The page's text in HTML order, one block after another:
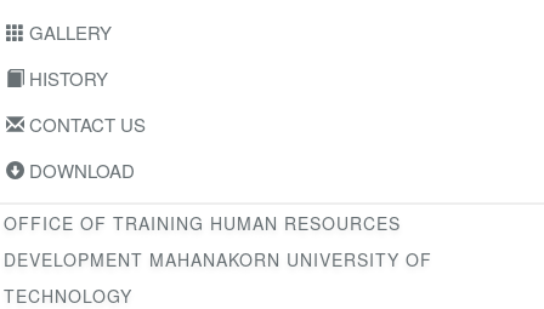
GALLERY
HISTORY
CONTACT US
DOWNLOAD
OFFICE OF TRAINING HUMAN RESOURCES
DEVELOPMENT MAHANAKORN UNIVERSITY OF
TECHNOLOGY